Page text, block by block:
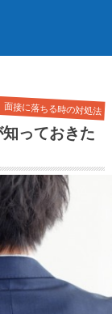
面接に落ちる時の対処法
知っておきた